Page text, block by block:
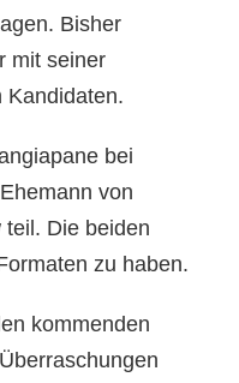
Bisher
mit seiner
Kandidaten.
bei
von
Die beiden
zu haben.
kommenden